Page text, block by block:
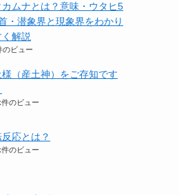
カムナとは？意味・ウタヒ5
・潜象界と現象界をわかり
解説
のビュー
様（産土神）をご存知です
のビュー
応とは？
のビュー